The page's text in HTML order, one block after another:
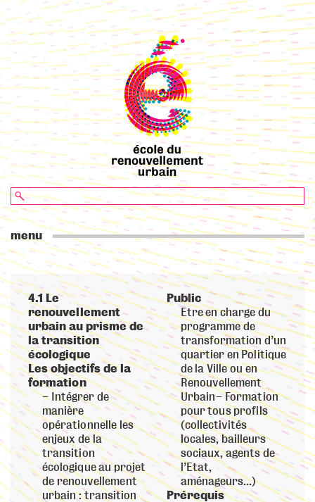
menu
4.1 Le
renouvellement
urbain au prisme de
la transition
écologique
Les objectifs de la
formation
Intégrer de
manière
opérationnelle les
enjeux de la
transition
écologique au projet
de renouvellement
urbain : transition
Public
Etre en charge du
programme de
transformation d’un
quartier en Politique
de la Ville ou en
Renouvellement
Urbain – Formation
pour tous profils
(collectivités
locales, bailleurs
sociaux, agents de
l’Etat,
aménageurs…)
Prérequis